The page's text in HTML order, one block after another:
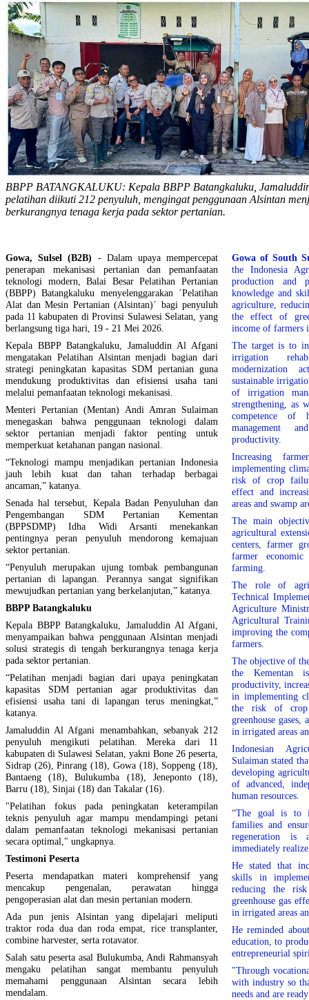
BBPP BATANGKALUKU: Kepala BBPP Batangkaluku,
pelatihan diikuti 212 penyuluh, mengingat penggunaan Alsintan
berkurangnya tenaga kerja pada sektor pertanian.
Gowa, Sulsel (B2B) - Dalam upaya mempercepat
penerapan mekanisasi pertanian dan pemanfaatan
teknologi modern, Balai Besar Pelatihan Pertanian
(BBPP) Batangkaluku menyelenggarakan ´Pelatihan
Alat dan Mesin Pertanian (Alsintan)´ bagi penyuluh
pada 11 kabupaten di Provinsi Sulawesi Selatan, yang
berlangsung tiga hari, 19 - 21 Mei 2026.
Kepala BBPP Batangkaluku, Jamaluddin Al Afgani
mengatakan Pelatihan Alsintan menjadi bagian dari
strategi peningkatan kapasitas SDM pertanian guna
mendukung produktivitas dan efisiensi usaha tani
melalui pemanfaatan teknologi mekanisasi.
Menteri Pertanian (Mentan) Andi Amran Sulaiman
menegaskan bahwa penggunaan teknologi dalam
sektor pertanian menjadi faktor penting untuk
memperkuat ketahanan pangan nasional.
“Teknologi mampu menjadikan pertanian Indonesia
jauh lebih kuat dan tahan terhadap berbagai
ancaman,” katanya.
Senada hal tersebut, Kepala Badan Penyuluhan dan
Pengembangan SDM Pertanian Kementan
(BPPSDMP) Idha Widi Arsanti menekankan
pentingnya peran penyuluh mendorong kemajuan
sektor pertanian.
“Penyuluh merupakan ujung tombak pembangunan
pertanian di lapangan. Perannya sangat signifikan
mewujudkan pertanian yang berkelanjutan,” katanya.
BBPP Batangkaluku
Kepala BBPP Batangkaluku, Jamaluddin Al Afgani,
menyampaikan bahwa penggunaan Alsintan menjadi
solusi strategis di tengah berkurangnya tenaga kerja
pada sektor pertanian.
“Pelatihan menjadi bagian dari upaya peningkatan
kapasitas SDM pertanian agar produktivitas dan
efisiensi usaha tani di lapangan terus meningkat,”
katanya.
Jamaluddin Al Afgani menambahkan, sebanyak 212
penyuluh mengikuti pelatihan. Mereka dari 11
kabupaten di Sulawesi Selatan, yakni Bone 26 peserta,
Sidrap (26), Pinrang (18), Gowa (18), Soppeng (18),
Bantaeng (18), Bulukumba (18), Jeneponto (18),
Barru (18), Sinjai (18) dan Takalar (16).
"Pelatihan fokus pada peningkatan keterampilan
teknis penyuluh agar mampu mendampingi petani
dalam pemanfaatan teknologi mekanisasi pertanian
secara optimal," ungkapnya.
Testimoni Peserta
Peserta mendapatkan materi komprehensif yang
mencakup pengenalan, perawatan hingga
pengoperasian alat dan mesin pertanian modern.
Ada pun jenis Alsintan yang dipelajari meliputi
traktor roda dua dan roda empat, rice transplanter,
combine harvester, serta rotavator.
Salah satu peserta asal Bulukumba, Andi Rahmansyah
mengaku pelatihan sangat membantu penyuluh
memahami penggunaan Alsintan secara lebih
mendalam.
Gowa of South
the Indonesia
production and
knowledge and
agriculture,
the effect of
income of farmers
The target is to
irrigation
modernization
sustainable
of irrigation
strengthening, as
competence of
management
productivity.
Increasing
implementing
risk of crop
effect and
areas and swamp
The main
agricultural
centers, farmer
farmer economic
farming.
The role of
Technical
Agriculture
Agricultural
improving the
farmers.
The objective of
the Kementan
productivity,
in implementing
the risk of
greenhouse gases,
in irrigated areas
Indonesian
Sulaiman stated
developing
of advanced,
human resources.
“The goal is to
families and
regeneration is
immediately
He stated that
skills in
reducing the
greenhouse gas
in irrigated areas
He reminded
education, to
entrepreneurial
"Through
with industry so
needs and are